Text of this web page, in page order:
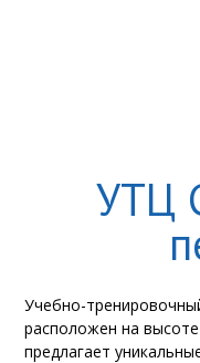
УТЦ
Учебно-
расположен на
предлагает